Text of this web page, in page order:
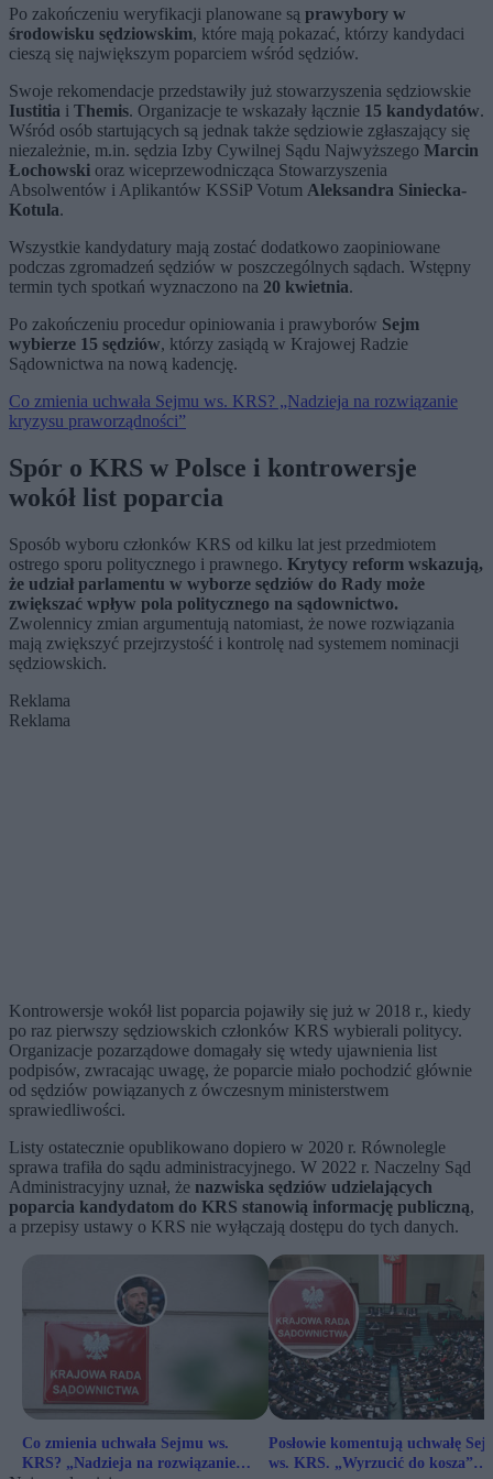
Po zakończeniu weryfikacji planowane są prawybory w
środowisku sędziowskim, które mają pokazać, którzy kandydaci
cieszą się największym poparciem wśród sędziów.
Swoje rekomendacje przedstawiły już stowarzyszenia sędziowskie
Iustitia i Themis. Organizacje te wskazały łącznie 15 kandydatów.
Wśród osób startujących są jednak także sędziowie zgłaszający się
niezależnie, m.in. sędzia Izby Cywilnej Sądu Najwyższego Marcin
Łochowski oraz wiceprzewodnicząca Stowarzyszenia
Absolwentów i Aplikantów KSSiP Votum Aleksandra Siniecka-
Kotula.
Wszystkie kandydatury mają zostać dodatkowo zaopiniowane
podczas zgromadzeń sędziów w poszczególnych sądach. Wstępny
termin tych spotkań wyznaczono na 20 kwietnia.
Po zakończeniu procedur opiniowania i prawyborów Sejm
wybierze 15 sędziów, którzy zasiądą w Krajowej Radzie
Sądownictwa na nową kadencję.
Co zmienia uchwała Sejmu ws. KRS? „Nadzieja na rozwiązanie
kryzysu praworządności”
Spór o KRS w Polsce i kontrowersje
wokół list poparcia
Sposób wyboru członków KRS od kilku lat jest przedmiotem
ostrego sporu politycznego i prawnego. Krytycy reform wskazują,
że udział parlamentu w wyborze sędziów do Rady może
zwiększać wpływ pola politycznego na sądownictwo.
Zwolennicy zmian argumentują natomiast, że nowe rozwiązania
mają zwiększyć przejrzystość i kontrolę nad systemem nominacji
sędziowskich.
Reklama
Reklama
Kontrowersje wokół list poparcia pojawiły się już w 2018 r., kiedy
po raz pierwszy sędziowskich członków KRS wybierali politycy.
Organizacje pozarządowe domagały się wtedy ujawnienia list
podpisów, zwracając uwagę, że poparcie miało pochodzić głównie
od sędziów powiązanych z ówczesnym ministerstwem
sprawiedliwości.
Listy ostatecznie opublikowano dopiero w 2020 r. Równolegle
sprawa trafiła do sądu administracyjnego. W 2022 r. Naczelny Sąd
Administracyjny uznał, że nazwiska sędziów udzielających
poparcia kandydatom do KRS stanowią informację publiczną,
a przepisy ustawy o KRS nie wyłączają dostępu do tych danych.
Co zmienia uchwała Sejmu ws.
KRS? „Nadzieja na rozwiązanie
Posłowie komentują uchwałę
ws. KRS. „Wyrzucić do kosza”